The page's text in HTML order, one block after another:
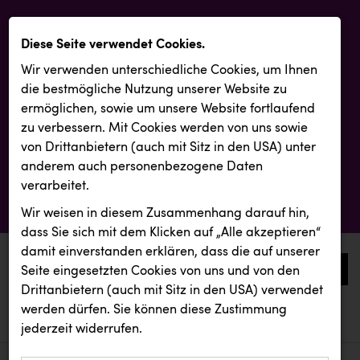
0
aktuelle aussendungen
aktuelle aussendungen
Diese Seite verwendet Cookies.
Wir verwenden unterschiedliche Cookies, um Ihnen
die best­mögliche Nutzung unserer Website zu
ermöglichen, sowie um unsere Website fortlaufend
zu verbessern. Mit Cookies werden von uns sowie
von Drittanbietern (auch mit Sitz in den USA) unter
anderem auch personenbezogene Daten
verarbeitet.
Wir weisen in diesem Zusammenhang darauf hin,
dass Sie sich mit dem Klicken auf „Alle akzeptieren“
damit ein­ver­standen erklären, dass die auf unserer
Seite eingesetzten Cookies von uns und von den
Drittanbietern (auch mit Sitz in den USA) verwendet
werden dürfen. Sie können diese Zustimmung
jederzeit widerrufen.